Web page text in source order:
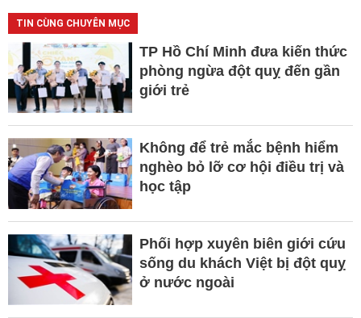
TIN CÙNG CHUYÊN MỤC
TP Hồ Chí Minh đưa kiến thức
phòng ngừa đột quỵ đến gần
giới trẻ
Không để trẻ mắc bệnh hiểm
nghèo bỏ lỡ cơ hội điều trị và
học tập
Phối hợp xuyên biên giới cứu
sống du khách Việt bị đột quỵ
ở nước ngoài